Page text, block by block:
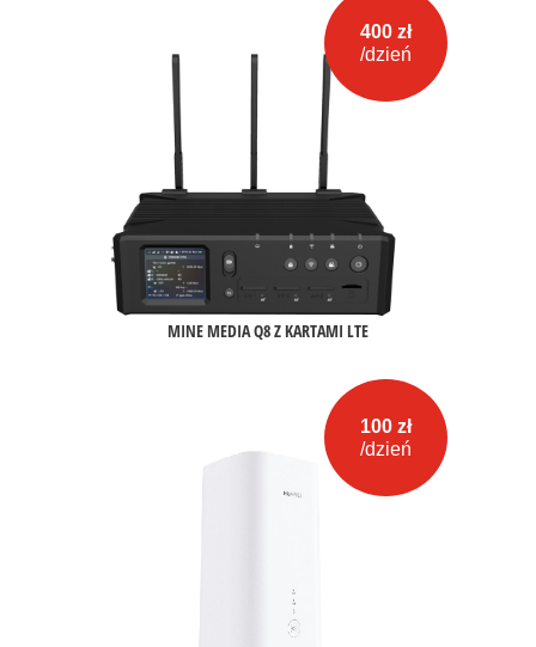
400 zł
/dzień
MINE MEDIA Q8 Z KARTAMI LTE
100 zł
/dzień